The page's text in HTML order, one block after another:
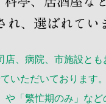
店、病院、市施設とも
いただいております。
や「繁忙期のみ」な